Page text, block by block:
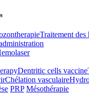
Traitement des
Dentritic cells vaccine
Chélation vasculaire
PRP Mésothérapie